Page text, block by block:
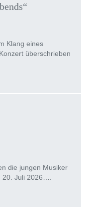
Klang eines
überschrieben
die jungen Musiker
Juli 2026….